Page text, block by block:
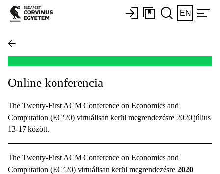
EN
Online konferencia
The Twenty-First ACM Conference on Economics and
Computation (EC'20) virtuálisan kerül megrendezésre 2020 július
13-17 között.
The Twenty-First ACM Conference on Economics and
Computation (EC’20) virtuálisan kerül megrendezésre 2020